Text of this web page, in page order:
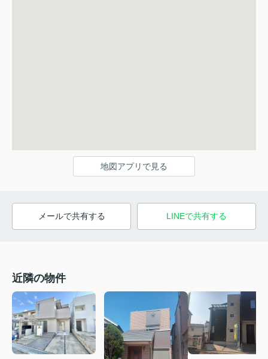
地図アプリで見る
メールで共有する LINEで共有する
近隣の物件